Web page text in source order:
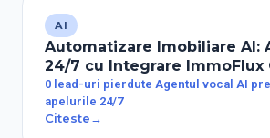
AI
Automatizare Imobiliare AI:
24/7 cu Integrare ImmoFlux
0 lead-uri pierdute Agentul vocal AI
apelurile 24/7
Citeste→